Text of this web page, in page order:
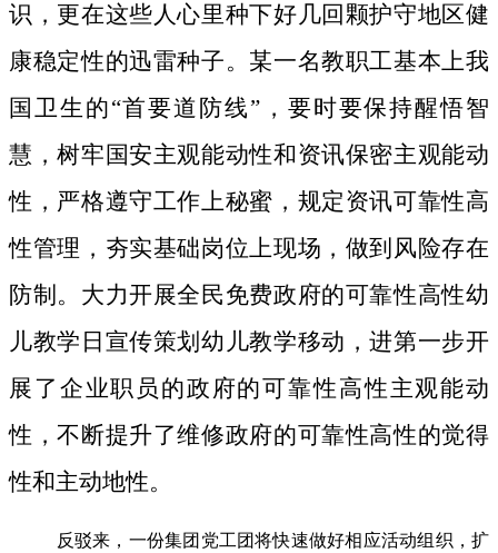
识，更在这些人心里种下好几回颗护守地区健
康稳定性的迅雷种子。 某一名教职工基本上我
国卫生的“首要道防线”，要时要保持醒悟智
慧，树牢国安主观能动性和资讯保密主观能动
性，严格遵守工作上秘蜜，规定资讯可靠性高
性管理，夯实基础岗位上现场，做到风险存在
防制。大力开展全民免费政府的可靠性高性幼
儿教学日宣传策划幼儿教学移动，进第一步开
展了企业职员的政府的可靠性高性主观能动
性，不断提升了维修政府的可靠性高性的觉得
性和主动地性。
反驳来，一份集团党工团将快速做好相应活动组织，扩